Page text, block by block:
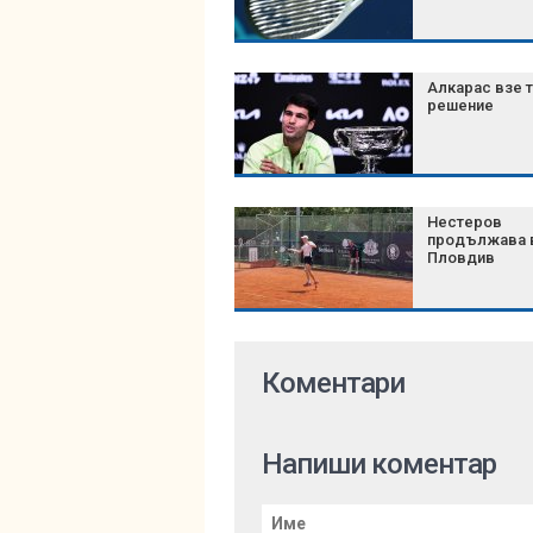
Алкарас взе
решение
Нестеров
продължава
Пловдив
Коментари
Напиши коментар